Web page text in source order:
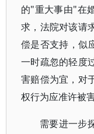
的"重大事由"在
求，法院对该请
偿是否支持，似
一时疏忽的轻度
害赔偿为宜，对
权行为应准许被
需要进一步